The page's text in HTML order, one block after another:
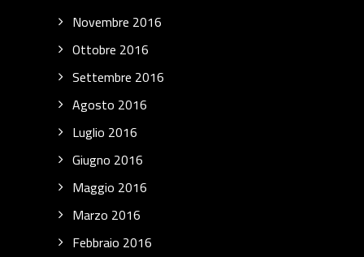
Novembre 2016
Ottobre 2016
Settembre 2016
Agosto 2016
Luglio 2016
Giugno 2016
Maggio 2016
Marzo 2016
Febbraio 2016